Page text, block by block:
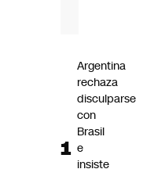
Argentina
rechaza
disculparse
con
Brasil
e
insiste